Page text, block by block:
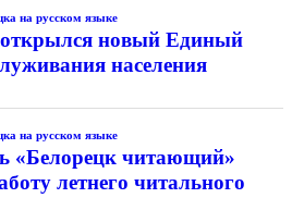
на русском языке
новый Единый
населения
на русском языке
«Белорецк читающий»
летнего читального